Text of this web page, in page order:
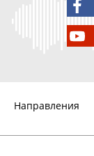
Направления